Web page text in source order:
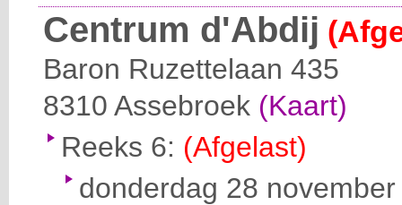
Centrum d'Abdij
Baron Ruzettelaan 435
8310 Assebroek (Kaart)
Reeks 6: (Afgelast)
donderdag 28